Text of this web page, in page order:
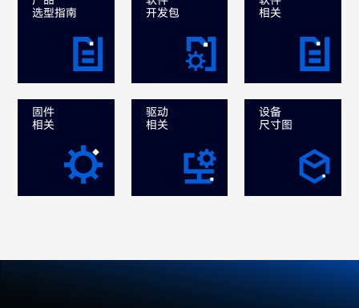
选型指南
开发包
相关
固件
相关
驱动
相关
设备
尺寸图